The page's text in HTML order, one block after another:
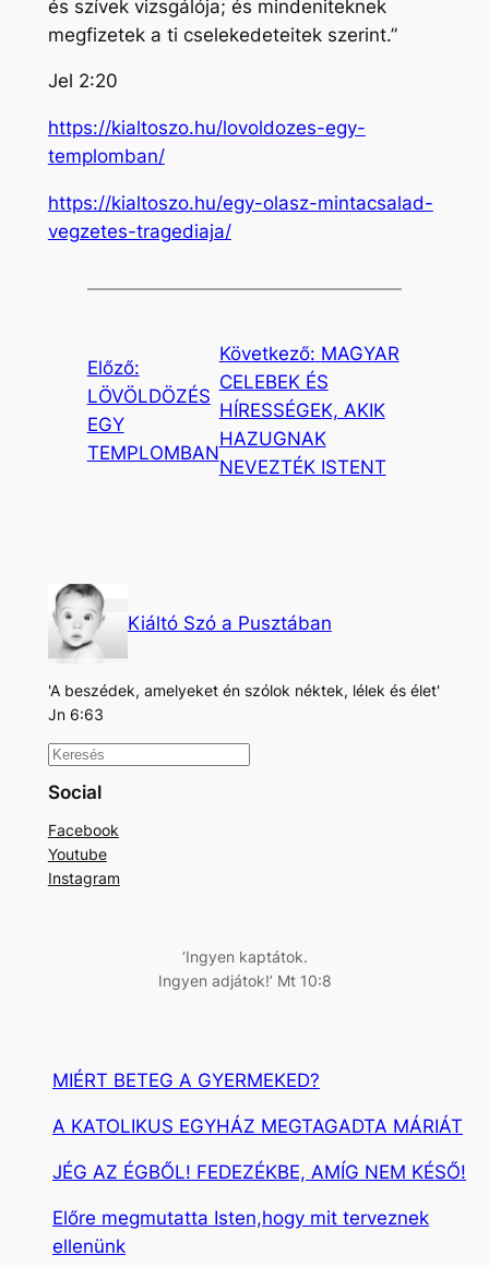
és szívek vizsgálója; és mindeniteknek
megfizetek a ti cselekedeteitek szerint.”
Jel 2:20
https://kialtoszo.hu/lovoldozes-egy-
templomban/
https://kialtoszo.hu/egy-olasz-mintacsalad-
vegzetes-tragediaja/
Előző:
LÖVÖLDÖZÉS
EGY
TEMPLOMBAN
Következő: MAGYAR
CELEBEK ÉS
HÍRESSÉGEK, AKIK
HAZUGNAK
NEVEZTÉK ISTENT
Kiáltó Szó a Pusztában
'A beszédek, amelyeket én szólok néktek, lélek és élet'
Jn 6:63
K
e
e
s
Social
Facebook
Youtube
Instagram
‘Ingyen kaptátok.
Ingyen adjátok!’ Mt 10:8
MIÉRT BETEG A GYERMEKED?
A KATOLIKUS EGYHÁZ MEGTAGADTA MÁRIÁT
JÉG AZ ÉGBŐL! FEDEZÉKBE, AMÍG NEM KÉSŐ!
Előre megmutatta Isten,hogy mit terveznek
ellenünk